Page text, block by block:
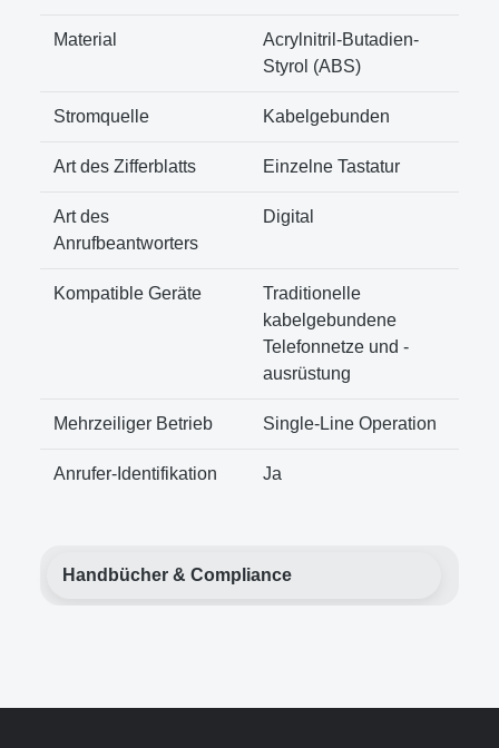
Material
Acrylnitril-Butadien-
Styrol (ABS)
Stromquelle Kabelgebunden
Art des Zifferblatts Einzelne Tastatur
Art des
Anrufbeantworters
Digital
Kompatible Geräte
Traditionelle
kabelgebundene
Telefonnetze und -
ausrüstung
Mehrzeiliger Betrieb Single-Line Operation
Anrufer-Identifikation Ja
Handbücher & Compliance